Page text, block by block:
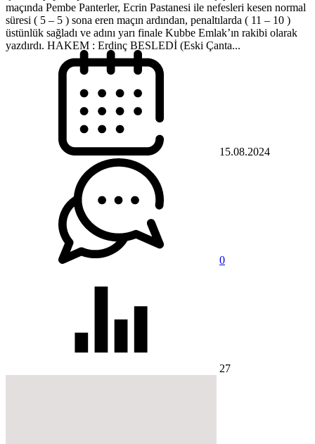
maçında Pembe Panterler, Ecrin Pastanesi ile nefesleri kesen normal
süresi ( 5 – 5 ) sona eren maçın ardından, penaltılarda ( 11 – 10 )
üstünlük sağladı ve adını yarı finale Kubbe Emlak’ın rakibi olarak
yazdırdı. HAKEM : Erdinç BESLEDİ (Eski Çanta...
15.08.2024
0
27